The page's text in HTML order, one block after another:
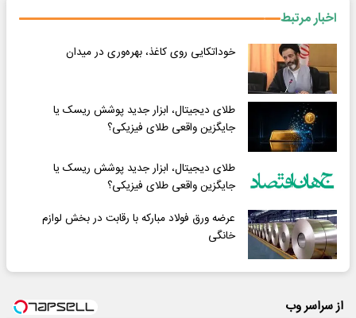
اخبار مرتبط
خوداتکایی روی کاغذ، بهره‌وری در میدان
طلای دیجیتال، ابزار جدید پوشش ریسک یا
جایگزین واقعی طلای فیزیکی؟
طلای دیجیتال، ابزار جدید پوشش ریسک یا
جایگزین واقعی طلای فیزیکی؟
عرضه ورق فولاد مبارکه با رقابت در بخش لوازم
خانگی
از سراسر وب